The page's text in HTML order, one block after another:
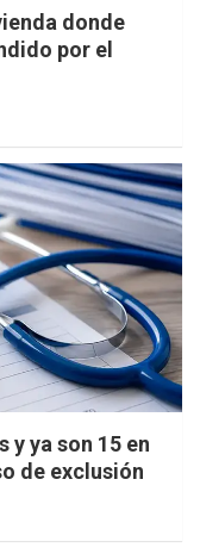
donde
por el
y ya son 15 en
de exclusión